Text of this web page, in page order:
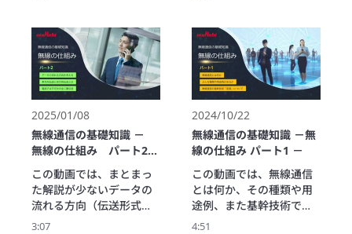
紹介しています。
有線LAN、無線LAN（Wi-
Fi）、4G･5Gの移動体通
信を例に、役割ごとに階
層化している各々の通信
プロトコルの違い・共通
点を解説します。
た科学者たちからだった!?
過去の偉人とつながっち
ゃったサキは、彼らとの
不思議な対話を通じて無
線通信の変遷をたどるこ
とに。
スマートフォンやWi-Fiが
あたりまえになった今、
その背後にはどんな出来
事があったかを一閃で説
2025/01/08
無線通信の基礎知識 －
無線の仕組み パート2
この動画では、まとまっ
た解説が少ないデータの
流れる方向（伝送形式）
―無線機器の重要な仕様
3:07
2024/10/22
無線通信の基礎知識 －無
線の仕組み パート1 －
この動画では、無線通信
とは何か、その種類や用
途例、また基幹技術であ
る「変調」など、無線通
4:51